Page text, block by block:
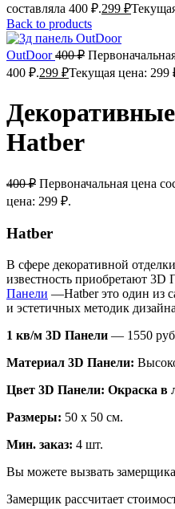
составляла 400 ₽.299 ₽
Back to products
OutDoor400₽
400 ₽.299 ₽Текущая цена: 299
Hatber
400₽ Первоначальная цена
цена: 299 ₽.
Hatber
В сфере декоративной
известность приобретают
Панели —Hatber это один из
и эстетичных методик
1 кв/м 3D Панели — 1550
Материал 3D Панели:
Цвет 3D Панели: Окраска в
Размеры: 50 х 50 см.
Мин. заказ: 4 шт.
Вы можете вызвать
Замерщик рассчитает